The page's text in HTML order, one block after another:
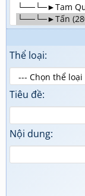
Thể loại:
Tiêu đề:
Nội dung: